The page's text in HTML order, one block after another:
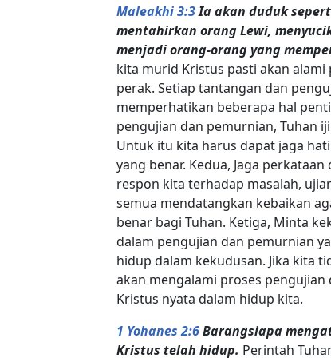
Maleakhi 3:3Ia akan duduk
mentahirkan orang Lewi,
menjadi orang-orang yang
kita murid Kristus pasti akan
perak. Setiap tantangan dan
memperhatikan beberapa hal
pengujian dan pemurnian, Tuhan
Untuk itu kita harus dapat jaga
yang benar. Kedua, Jaga
respon kita terhadap masalah,
semua mendatangkan kebaikan
benar bagi Tuhan. Ketiga, Minta
dalam pengujian dan pemurnian
hidup dalam kekudusan. Jika kita
akan mengalami proses
Kristus nyata dalam hidup kita.
1 Yohanes 2:6Barangsiapa
Kristus telah hidup. Perintah